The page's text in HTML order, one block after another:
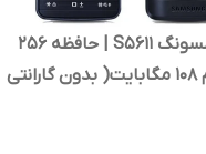
گوشی سامسونگ S۵۶۱۱ | حافظه ۲۵۶
مگابایت رم ۱۰۸ مگابایت( بدون گارانتی